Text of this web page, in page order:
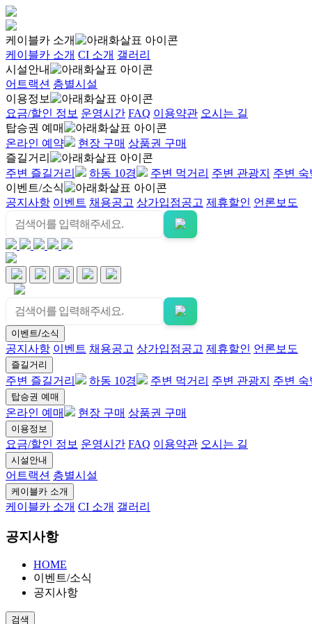
케이블카 소개
케이블카 소개 CI 소개 갤러리
시설안내
어트랙션 층별시설
이용정보
요금/할인 정보 운영시간 FAQ 이용약관 오시는 길
탑승권 예매
온라인 예약
현장 구매 상품권 구매
즐길거리
주변 즐길거리
하동 10경 주변 먹거리 주변 관광지
주변 숙
이벤트/소식
공지사항 이벤트 채용공고 상가입점공고 제휴할인 언론보도
이벤트/소식
공지사항 이벤트 채용공고 상가입점공고 제휴할인 언론보도
즐길거리
주변 즐길거리 하동 10경 주변 먹거리 주변 관광지 주변 숙
탑승권 예매
온라인 예매 현장 구매 상품권 구매
이용정보
요금/할인 정보 운영시간 FAQ 이용약관 오시는 길
시설안내
어트랙션 층별시설
케이블카 소개
케이블카 소개 CI 소개 갤러리
공지사항
HOME
이벤트/소식
공지사항
검색